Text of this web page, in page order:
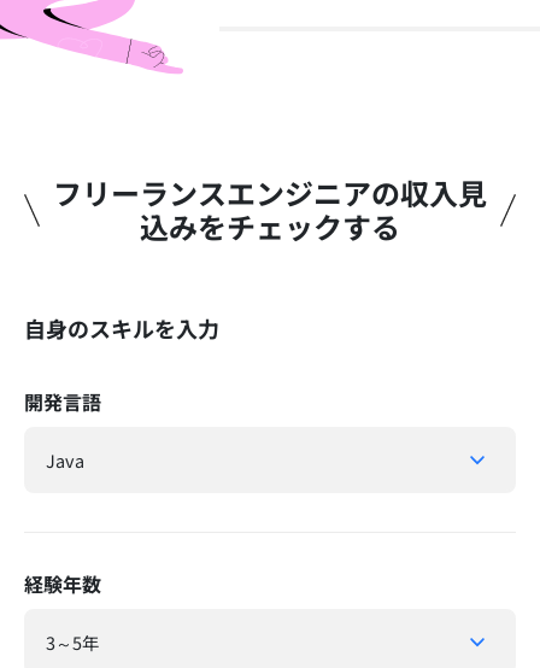
フリーランスエンジニアの収入見
込みをチェックする​
自身のスキルを入力
開発言語
経験年数